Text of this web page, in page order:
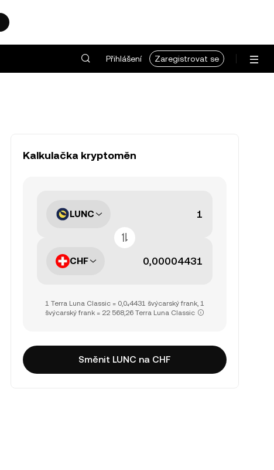
Přihlášení Zaregistrovat se
Kalkulačka kryptoměn
LUNC
CHF
1 Terra Luna Classic = 0,0₄4431 švýcarský frank, 1
švýcarský frank = 22 568,26 Terra Luna Classic
Směnit LUNC na CHF